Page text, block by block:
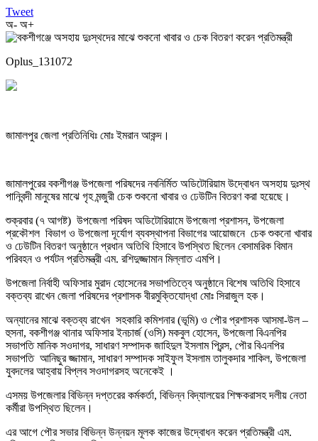
Tweet
অ- অ+
Oplus_131072
জামালপুর জেলা প্রতিনিধিঃ মোঃ ইমরান আকন্দ।
জামালপুরের বকশীগঞ্জ উপজেলা পরিষদের নবনির্মিত অডিটোরিয়াম উদ্বোধন অসহায় দুঃস্থ
পানিবন্দী মানুষের মাঝে গৃহ মন্জুরী চেক শুকনো খাবার ও ঢেউটিন বিতরণ করা হয়েছে।
শুক্রবার (৭ আগষ্ট) উপজেলা পরিষদ অডিটোরিয়ামে উপজেলা প্রশাসন, উপজেলা
প্রকৌশল বিভাগ ও উপজেলা দূর্যোগ ব্যবস্থাপনা বিভাগের আয়োজনে চেক শুকনো খাবার
ও ঢেউটিন বিতরণ অনুষ্ঠানে প্রধান অতিথি হিসাবে উপস্থিত ছিলেন বেসামরিক বিমান
পরিবহন ও পর্যটন প্রতিমন্ত্রী এম. রশিদুজ্জামান মিল্লাত এমপি।
উপজেলা নির্বাহী অফিসার মুরাদ হোসেনের সভাপতিত্বে অনুষ্ঠানে বিশেষ অতিথি হিসাবে
বক্তব্য রাখেন জেলা পরিষদের প্রশাসক বীরমুক্তিযোদ্ধা মোঃ সিরাজুল হক।
অন্যানের মাঝে বক্তব্য রাখেন সহকারি কমিশনার (ভূমি) ও পৌর প্রশাসক আসমা-উল –
হুসনা, বকশীগঞ্জ থানার অফিসার ইনচার্জ (ওসি) মকবুল হোসেন, উপজেলা বিএনপির
সভাপতি মানিক সওদাগর, সাধারণ সম্পাদক জাহিদুল ইসলাম প্রিন্স, পৌর বিএনপির
সভাপতি আনিছুর জ্জামান, সাধারণ সম্পাদক সাইফুল ইসলাম তালুকদার শাকিল, উপজেলা
যুবদলের আহ্বায় বিপ্লব সওদাগরসহ অনেকেই ।
এসময় উপজেলার বিভিন্ন দপ্তরের কর্মকর্তা, বিভিন্ন বিদ্যালয়ের শিক্ষকরাসহ দলীয় নেতা
কর্মীরা উপস্থিত ছিলেন।
এর আগে পৌর সভার বিভিন্ন উন্নয়ন মূলক কাজের উদ্বোধন করেন প্রতিমন্ত্রী এম.